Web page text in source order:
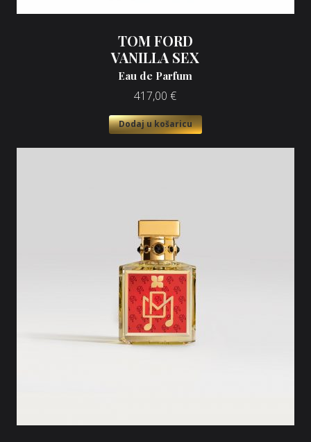
TOM FORD
VANILLA SEX
Eau de Parfum
417,00 €
Dodaj u košaricu